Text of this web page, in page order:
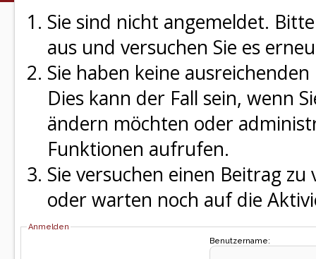
Sie sind nicht angemeldet.
aus und versuchen Sie es
Sie haben keine
Dies kann der Fall sein, wenn
ändern möchten oder
Funktionen aufrufen.
Sie versuchen einen Beitrag
oder warten noch auf die
Anmelden
Benutzername: